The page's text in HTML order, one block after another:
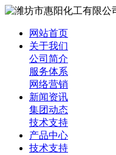
网站首页
关于我们
公司简介
服务体系
网络营销
新闻资讯
集团动态
技术支持
产品中心
技术支持